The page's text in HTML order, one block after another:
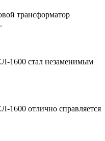
трансформатор
1600 стал незаменимым
1600 отлично справляется